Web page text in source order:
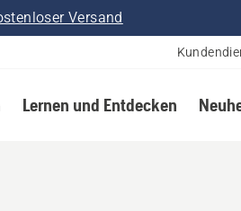
Versand
Lernen und Entdecken